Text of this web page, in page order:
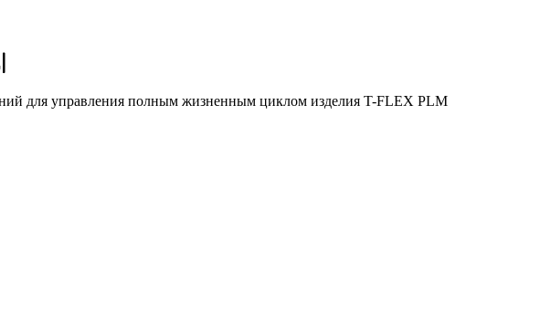
для управления полным жизненным циклом изделия T-FLEX PLM